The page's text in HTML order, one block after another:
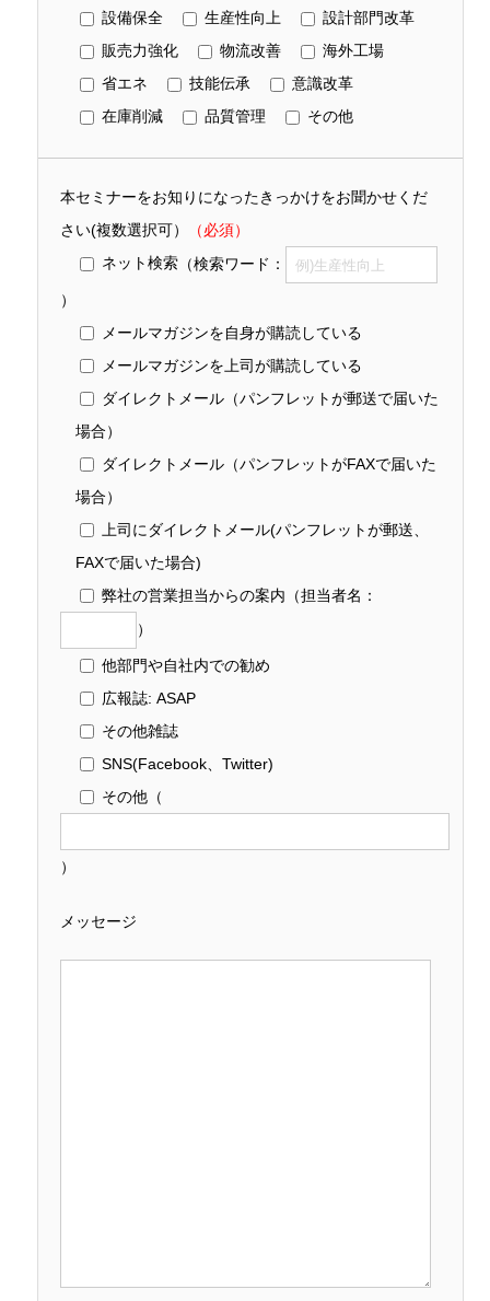
設備保全 生産性向上
設計部門改革
販売力強化
物流改善
海外工場
省エネ
技能伝承
意識改革
在庫削減
品質管理 その他
本セミナーをお知りになったきっかけをお聞かせくだ
さい(複数選択可）
（必須）
ネット検索 （検索ワード：
）
メールマガジンを自身が購読している
メールマガジンを上司が購読している
ダイレクトメール（パンフレットが郵送で届いた
場合）
ダイレクトメール（パンフレットがFAXで届いた
場合）
上司にダイレクトメール(パンフレットが郵送、
FAXで届いた場合)
弊社の営業担当からの案内 （担当者名：
）
他部門や自社内での勧め
広報誌: ASAP
その他雑誌
SNS(Facebook、Twitter)
その他 （
）
メッセージ